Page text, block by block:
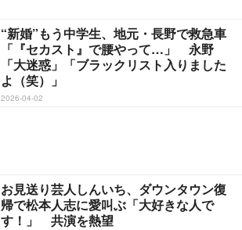
“新婚”もう中学生、地元・長野で救急車
「『セカスト』で腰やって…」 永野
「大迷惑」「ブラックリスト入りました
よ（笑）」
2026-04-02
お見送り芸人しんいち、ダウンタウン復
帰で松本人志に愛叫ぶ「大好きな人で
す！」 共演を熱望